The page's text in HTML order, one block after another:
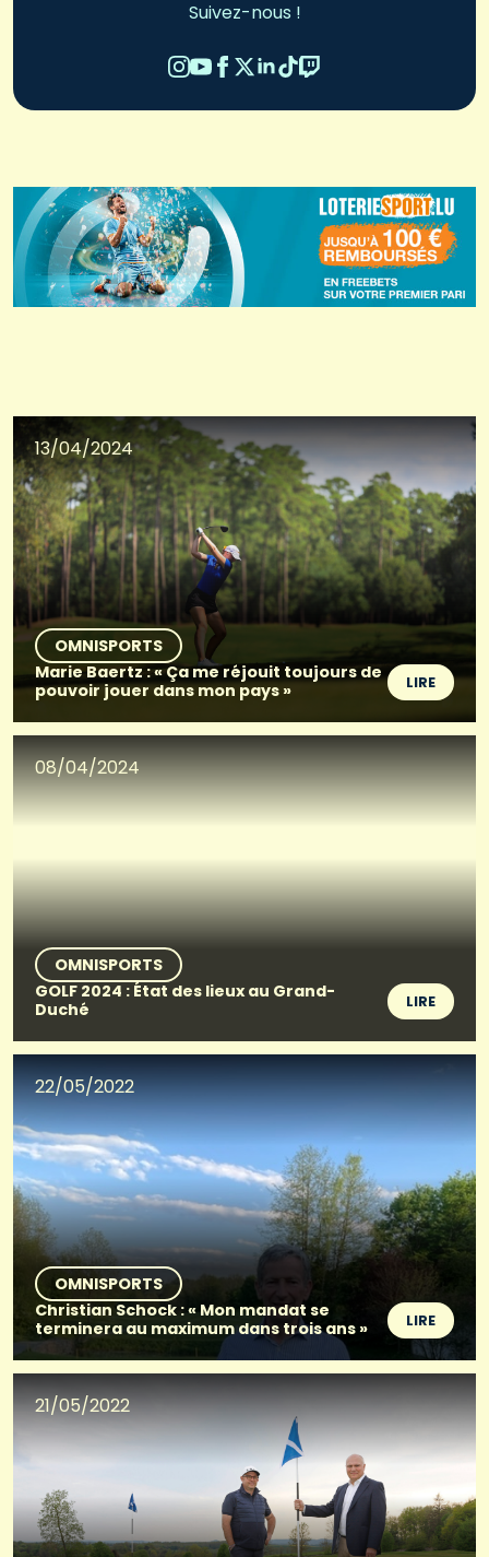
Suivez-nous !
13/04/2024
OMNISPORTS
Marie Baertz : « Ça me réjouit toujours de
pouvoir jouer dans mon pays »
LIRE
08/04/2024
OMNISPORTS
GOLF 2024 : État des lieux au Grand-
Duché
LIRE
22/05/2022
OMNISPORTS
Christian Schock : « Mon mandat se
terminera au maximum dans trois ans »
LIRE
21/05/2022